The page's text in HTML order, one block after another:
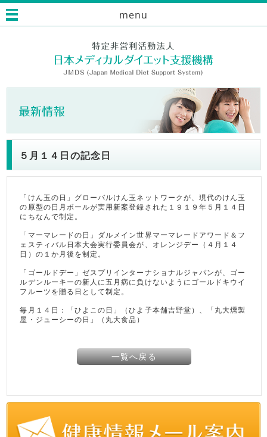
menu
５月１４日の記念日
「けん玉の日」グローバルけん玉ネットワークが、現代のけん玉
の原型の日月ボールが実用新案登録された１９１９年５月１４日
にちなんで制定。
「マーマレードの日」ダルメイン世界マーマレードアワード＆フ
ェスティバル日本大会実行委員会が、オレンジデー（４月１４
日）の１か月後を制定。
「ゴールドデー」ゼスプリインターナショナルジャパンが、ゴー
ルデンルーキーの新人に五月病に負けないようにゴールドキウイ
フルーツを贈る日として制定。
毎月１４日：「ひよこの日」（ひよ子本舗吉野堂）、「丸大燻製
屋・ジューシーの日」（丸大食品）
一覧へ戻る